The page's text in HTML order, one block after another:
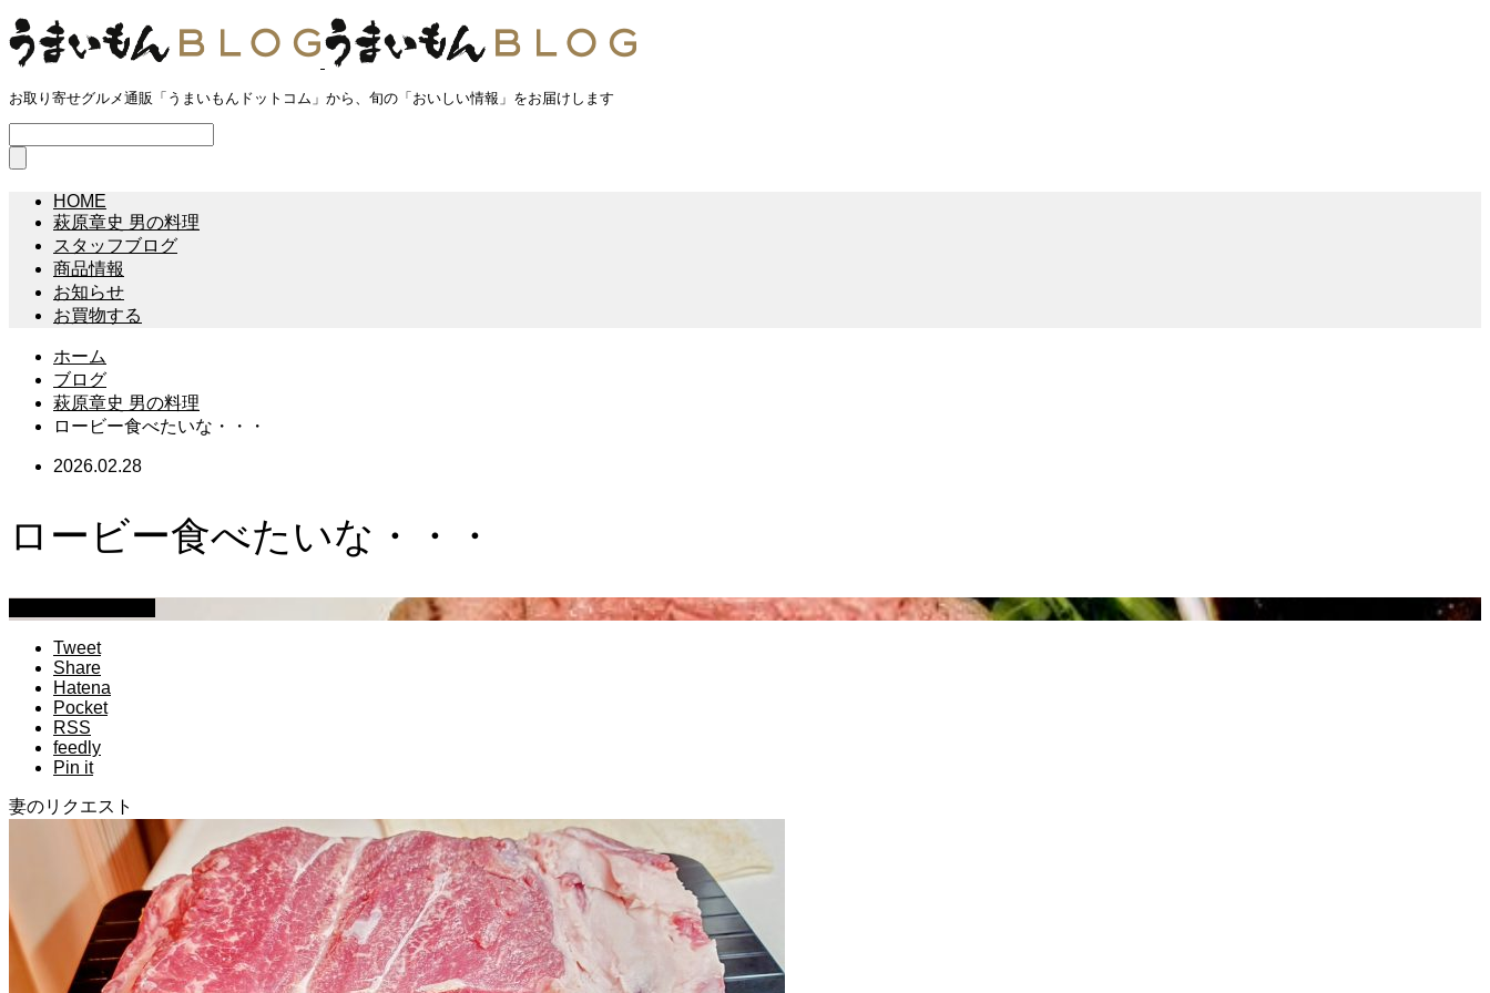
お取り寄せグルメ通販「うまいもんドットコム」から、旬の「おいしい情報」をお届けします
HOME
萩原章史 男の料理
スタッフブログ
商品情報
お知らせ
お買物する
ホーム
ブログ
萩原章史 男の料理
ロービー食べたいな・・・
2026.02.28
ロービー食べたいな・・・
Tweet
Share
Hatena
Pocket
RSS
feedly
Pin it
妻のリクエスト